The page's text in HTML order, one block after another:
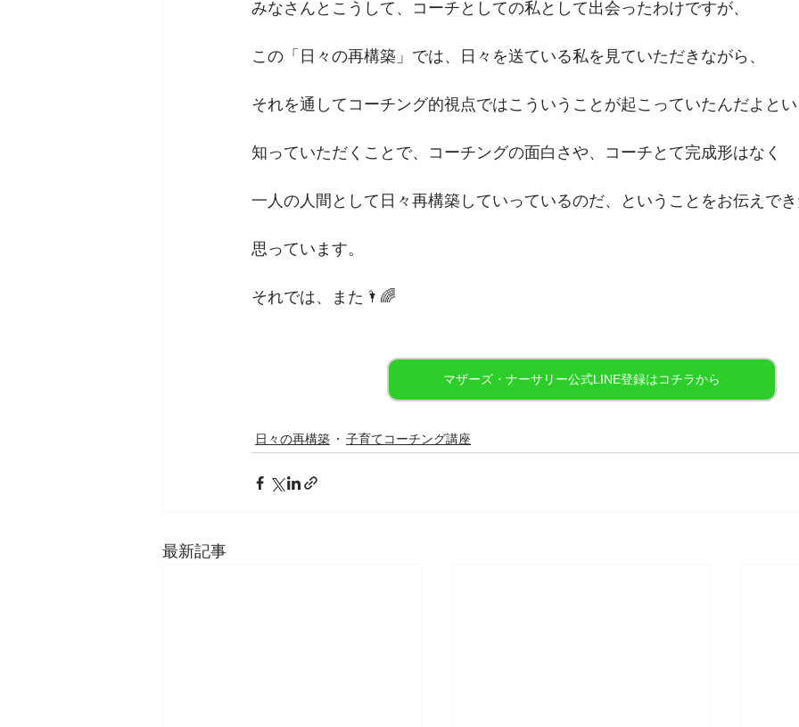
アンガーマネジメント
婚活力UPパーソナルト
子育てコーチング講座
セルフコーチング入門
モーニングセルフコーチング
メディア掲載
みなさんとこうして、コーチとしての私として出会ったわけですが、
この「日々の再構築」では、日々を送ている私を見ていただきながら、
それを通してコーチング的視点ではこういうことが起こっていたんだよと
知っていただくことで、コーチングの面白さや、コーチとて完成形はなく
一人の人間として日々再構築していっているのだ、ということをお伝えでき
思っています。
それでは、また🌂🌈
マザーズ・ナーサリー公式LINE登録はコチラから
日々の再構築 子育てコーチング講座
最新記事